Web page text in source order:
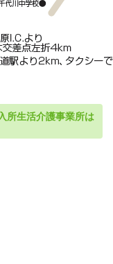
所生活介護事業所は